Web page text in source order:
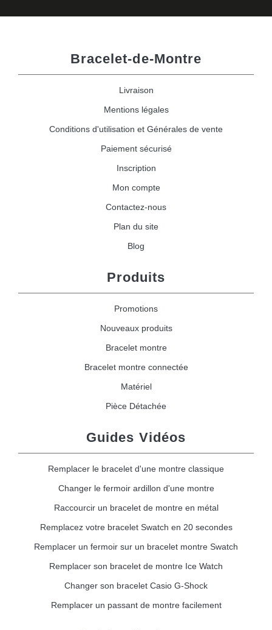
Bracelet-de-Montre
Livraison
Mentions légales
Conditions d'utilisation et Générales de vente
Paiement sécurisé
Inscription
Mon compte
Contactez-nous
Plan du site
Blog
Produits
Promotions
Nouveaux produits
Bracelet montre
Bracelet montre connectée
Matériel
Pièce Détachée
Guides Vidéos
Remplacer le bracelet d'une montre classique
Changer le fermoir ardillon d'une montre
Raccourcir un bracelet de montre en métal
Remplacez votre bracelet Swatch en 20 secondes
Remplacer un fermoir sur un bracelet montre Swatch
Remplacer son bracelet de montre Ice Watch
Changer son bracelet Casio G-Shock
Remplacer un passant de montre facilement